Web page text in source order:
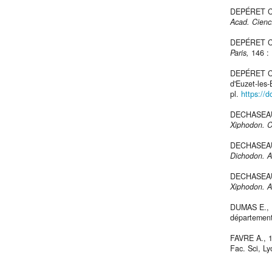
DEPÉRET
Acad.
DEPÉRET
Paris, 146 :
DEPÉRET
d'Euzet-
pl. https://
Xiphodon.
Dichodon.
Xiphodon.
DUMAS
FAVRE A.,
Fac. Sci,